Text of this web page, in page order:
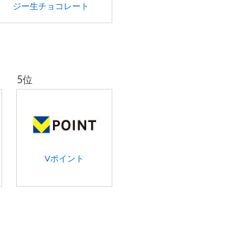
ジー生チョコレート
5位
Vポイント